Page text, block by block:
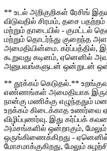
** உடல் அறிகுறிகள் ரேசிங்
விடுவதில் சிரமம், தசை
மற்றும் தாடையில் - குமட்டல்
மற்றும் தொடர்ந்து குறைந்த
அமைதியின்மை. கர்ப்பத்தில்,
கூறுவது கடினம், ஏனெனில்
அனுபவங்களுடன் ஒன்றுடன்
** தூக்கம் கெடுதல்.**
எண்ணங்கள் அமைதியாக
நான்கு மணிக்கு எழுந்ததும்
உறக்கம் கிடைக்காத உணர்வை
விழிப்புணர்வு. இது கர்ப்பக்
அம்சங்களில் ஒன்றாகும்,
ஒருங்கிணைக்கிறது -
மோசமாக்குகிறது, மேலும்